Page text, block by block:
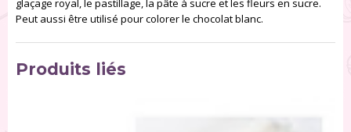
glaçage royal, le pastillage, la pâte à sucre et les fleurs en sucre.
Peut aussi être utilisé pour colorer le chocolat blanc.
Produits liés